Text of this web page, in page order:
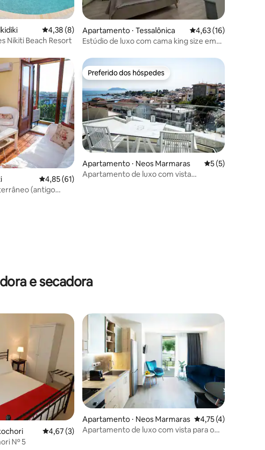
23 avaliações4,38 de uma avaliação média de 5, 8 avaliações
4,38 (8)
Nikiti Beach Resort
Apartamento ⋅ Tessalônica 4,63 de uma
4,63 (16)
Estúdio de luxo com cama king size em
4,85 de uma avaliação média de 5, 61 avaliações
4,85 (61)
(antigo
Preferido dos hóspedes
Preferido dos hóspedes
Apartamento ⋅ Neos Marmaras 5 de uma
5 (5)
Apartamento de luxo com vista
e secadora
6 avaliações
4,67 de uma avaliação média de 5, 3 avaliações
4,67 (3)
Nº 5
Apartamento ⋅ Neos Marmaras 4,75 de uma
4,75 (4)
Apartamento de luxo com vista para o